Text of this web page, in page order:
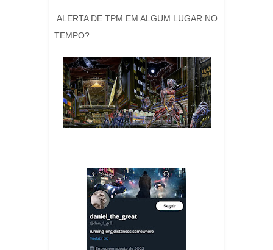
ALERTA DE TPM EM ALGUM LUGAR NO
TEMPO?